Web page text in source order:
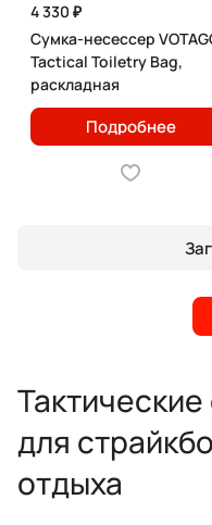
4 330 ₽
Сумка-несессер
Tactical Toiletry Bag,
раскладная
Подробнее
для
отдыха